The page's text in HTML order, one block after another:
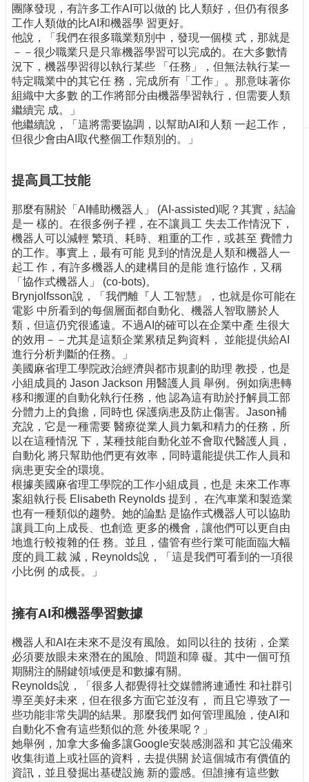
們
出
版
刊
物
校
務
服
務
專
題
導
技
術
論
壇
產
業
專
欄
團隊發現，有許多工作AI可以做的 比人類好，但仍有很多
工作人類做的比AI和機器學 習更好。
他說，「我們在很多職業類別中，發現一個模 式，那就是
－－很少職業只是只靠機器學習可以完成的。在大多數情
況下，機器學習得以執行某些 「任務」，但無法執行某一
特定職業中的其它任 務，完成所有「工作」。那意味著你
組織中大多數 的工作將部分由機器學習執行，但需要人類
繼續完 成。」
他繼續說，「這將需要協調，以幫助AI和人類 一起工作，
但很少會由AI取代整個工作類別的。」
提高員工技能
那麼有關於「AI輔助機器人」 (AI-assisted)呢？其實，結論
是一 樣的。在很多例子裡，在不讓員工 失去工作情況下，
機器人可以減輕 繁瑣、耗時、粗重的工作，或甚至 費體力
的工作。事實上，最有可能 見到的情況是人類和機器人一
起工 作，有許多機器人的建構目的是能 進行協作，又稱
「協作式機器人」 (co-bots)。
Brynjolfsson說，「我們離『人 工智慧』，也就是你可能在
電影 中所看到的每個層面都自動化、機器人智取勝於人
類，但這仍究很遙遠。不過AI的確可以在企業中產 生很大
的效用－－尤其是這類企業累積足夠資料， 並能提供給AI
進行分析判斷的任務。」
美國麻省理工學院政治經濟與都市規劃的助理 教授，也是
小組成員的 Jason Jackson 用醫護人員 舉例。例如病患轉
移和搬運的自動化執行任務，他 認為這有助於抒解員工部
分體力上的負擔，同時也 保護病患及防止傷害。Jason補
充說，它是一種需要 醫療從業人員力氣和精力的任務，所
以在這種情況 下，某種技能自動化並不會取代醫護人員，
自動化 將只幫助他們更有效率，同時還能提供工作人員和
病患更安全的環境。
根據美國麻省理工學院的工作小組成員，也是 未來工作專
案組執行長 Elisabeth Reynolds 提到， 在汽車業和製造業
也有一種類似的趨勢。她的論點 是協作式機器人可以協助
讓員工向上成長、也創造 更多的機會，讓他們可以更自由
地進行較複雜的任 務。並且，儘管有些行業可能面臨大幅
度的員工裁 減，Reynolds說，「這是我們可看到的一項很
小比例 的成長。」
擁有AI和機器學習數據
機器人和AI在未來不是沒有風險。如同以往的 技術，企業
必須要放眼未來潛在的風險、問題和障 礙。其中一個可預
期關注的關鍵領域便是和數據有關。
Reynolds說，「很多人都覺得社交媒體將連通性 和社群引
導至美好未來，但在很多方面它並沒有， 而且它導致了一
些功能非常失調的結果。那麼我們 如何管理風險，使AI和
自動化不會有這些類似的意 外後果呢？」
她舉例，加拿大多倫多讓Google安裝感測器和 其它設備來
收集街道上或社區的資料，去提供關 於這個城市有價值的
資訊，並且發掘出基礎設施 新的靈感。但誰擁有這些數